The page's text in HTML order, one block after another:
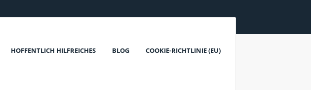
HOFFENTLICH HILFREICHES BLOG COOKIE-RICHTLINIE (EU)